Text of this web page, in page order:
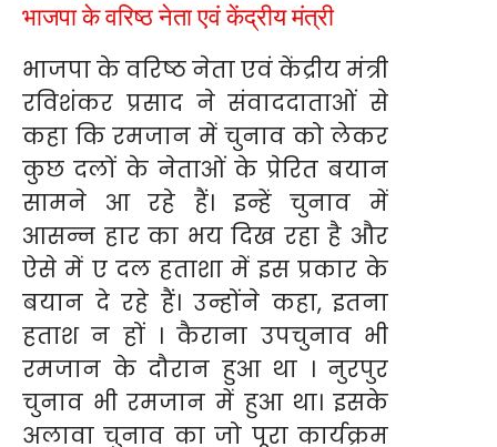
भाजपा के वरिष्ठ नेता एवं केंद्रीय मंत्री
भाजपा के वरिष्ठ नेता एवं केंद्रीय मंत्री
रविशंकर प्रसाद ने संवाददाताओं से
कहा कि रमजान में चुनाव को लेकर
कुछ दलों के नेताओं के प्रेरित बयान
सामने आ रहे हैं। इन्हें चुनाव में
आसन्न हार का भय दिख रहा है और
ऐसे में ए दल हताशा में इस प्रकार के
बयान दे रहे हैं। उन्होंने कहा, इतना
हताश न हों । कैराना उपचुनाव भी
रमजान के दौरान हुआ था । नुरपुर
चुनाव भी रमजान में हुआ था। इसके
अलावा चुनाव का जो पूरा कार्यक्रम